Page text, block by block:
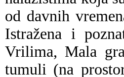
od davnih
Istražena i
Vrilima, Mala
tumuli (na